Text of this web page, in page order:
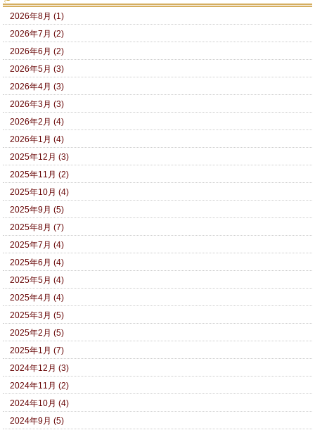
2026年8月 (1)
2026年7月 (2)
2026年6月 (2)
2026年5月 (3)
2026年4月 (3)
2026年3月 (3)
2026年2月 (4)
2026年1月 (4)
2025年12月 (3)
2025年11月 (2)
2025年10月 (4)
2025年9月 (5)
2025年8月 (7)
2025年7月 (4)
2025年6月 (4)
2025年5月 (4)
2025年4月 (4)
2025年3月 (5)
2025年2月 (5)
2025年1月 (7)
2024年12月 (3)
2024年11月 (2)
2024年10月 (4)
2024年9月 (5)